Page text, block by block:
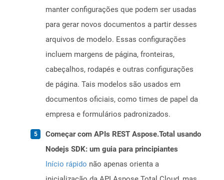
manter configurações que podem ser usadas
para gerar novos documentos a partir desses
arquivos de modelo. Essas configurações
incluem margens de página, fronteiras,
cabeçalhos, rodapés e outras configurações
de página. Tais modelos são usados ​​em
documentos oficiais, como times de papel da
empresa e formulários padronizados.
Começar com APIs REST Aspose.Total usando
Nodejs SDK: um guia para principiantes
Início rápido não apenas orienta a